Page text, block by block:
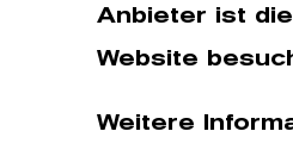
Anbieter ist
Website
Weitere